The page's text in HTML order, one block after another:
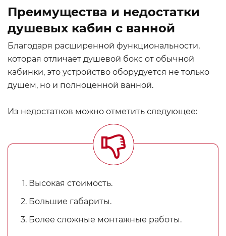
Преимущества и недостатки
душевых кабин с ванной
Благодаря расширенной функциональности,
которая отличает душевой бокс от обычной
кабинки, это устройство оборудуется не только
душем, но и полноценной ванной.
Из недостатков можно отметить следующее:
Высокая стоимость.
Большие габариты.
Более сложные монтажные работы.